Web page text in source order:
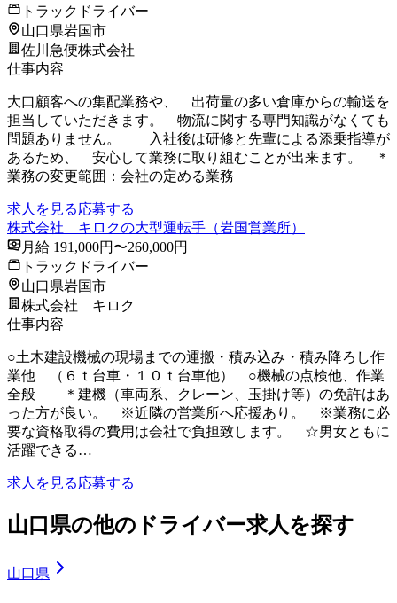
トラックドライバー
山口県岩国市
佐川急便株式会社
仕事内容
大口顧客への集配業務や、 出荷量の多い倉庫からの輸送を
担当していただきます。 物流に関する専門知識がなくても
問題ありません。 入社後は研修と先輩による添乗指導が
あるため、 安心して業務に取り組むことが出来ます。 ＊
業務の変更範囲：会社の定める業務
求人を見る応募する
株式会社 キロクの大型運転手（岩国営業所）
月給 191,000円〜260,000円
トラックドライバー
山口県岩国市
株式会社 キロク
仕事内容
○土木建設機械の現場までの運搬・積み込み・積み降ろし作
業他 （６ｔ台車・１０ｔ台車他） ○機械の点検他、作業
全般 ＊建機（車両系、クレーン、玉掛け等）の免許はあ
った方が良い。 ※近隣の営業所へ応援あり。 ※業務に必
要な資格取得の費用は会社で負担致します。 ☆男女ともに
活躍できる…
求人を見る応募する
山口県の他のドライバー求人を探す
山口県